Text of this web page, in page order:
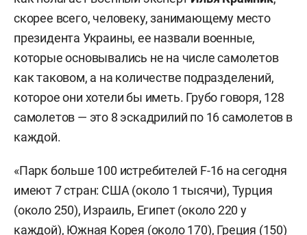
скорее всего, человеку, занимающему место
президента Украины, ее назвали военные,
которые основывались не на числе самолетов
как таковом, а на количестве подразделений,
которое они хотели бы иметь. Грубо говоря, 128
самолетов — это 8 эскадрилий по 16 самолетов в
каждой.
«Парк больше 100 истребителей F-16 на сегодня
имеют 7 стран: США (около 1 тысячи), Турция
(около 250), Израиль, Египет (около 220 у
каждой), Южная Корея (около 170), Греция (150)